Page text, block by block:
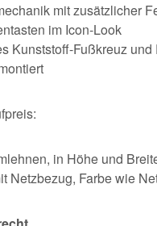
mit zusätzlicher
im Icon-Look
Kunststoff-Fußkreuz
in Höhe und
Netzbezug, Farbe wie